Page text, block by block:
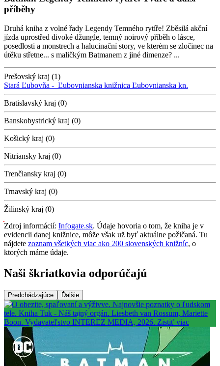
příběhy
Druhá kniha z volné řady Legendy Temného rytíře! Zběsilá akční
jízda uprostřed divoké džungle, temný noirový příběh o lásce,
posedlosti a monstrech a halucinační story, ve kterém se zločinec na
útěku střetne... s maličkým Batmanem z jiné dimenze? ...
Prešovský kraj (1)
Stará Ľubovňa - Ľubovnianska knižnica Ľubovnianska kn.
Bratislavský kraj (0)
Banskobystrický kraj (0)
Košický kraj (0)
Nitriansky kraj (0)
Trenčiansky kraj (0)
Trnavský kraj (0)
Žilinský kraj (0)
Zdroj informácií: Infogate.sk. Údaje hovoria o tom, že kniha je v
evidencii danej knižnice, môže však už byť aktuálne požičaná. Tu
nájdete zoznam všetkých viac ako 200 slovenských knižníc, o
ktorých máme údaje.
Naši škriatkovia odporúčajú
Predchádzajúce Ďalšie